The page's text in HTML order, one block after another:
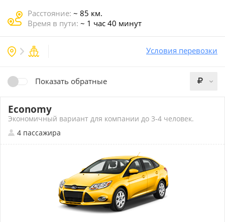
Расстояние: ~ 85 км.
Время в пути: ~ 1 час 40 минут
Показать обратные
Условия перевозки
Economy
Экономичный вариант для компании до 3-4 человек.
4 пассажира